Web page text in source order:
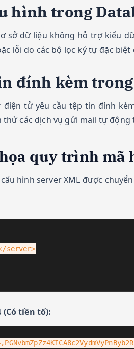
hình trong
sở dữ liệu không hỗ trợ kiểu
lỗi do các bộ lọc ký tự đặc biệt
đính kèm
tử yêu cầu tệp tin đính
thử các dịch vụ gửi mail tự
quy trình mã
hình server XML được
server>
(Có tiền tố):